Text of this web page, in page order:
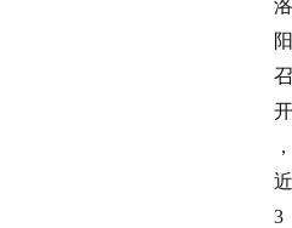
洛
阳
召
开
，
近
3